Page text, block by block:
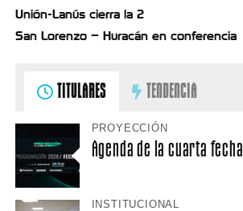
Unión-Lanús cierra la 2
San Lorenzo – Huracán en conferencia
TITULARES TENDENCIA
PROYECCIÓN
Agenda de la cuarta fecha
INSTITUCIONAL